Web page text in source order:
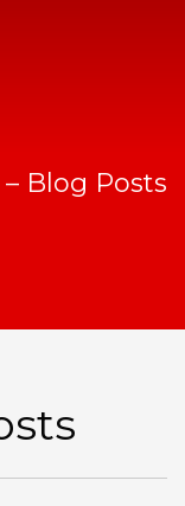
– Blog Posts